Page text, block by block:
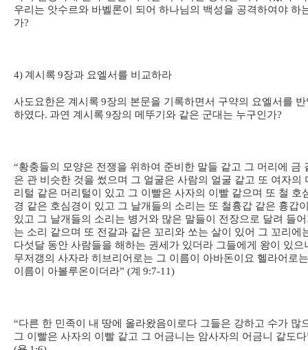
우리는 앗수르와 바벨론이 되어 하나님의 백성을 공격하여야 하
가?
4) 계시록 9장과 요엘서를 비교하라
사도요한은 계시록 9장의 본문을 기록하면서 구약의 요엘서를 반
하였다. 과연 계시록 9장의 메뚜기와 같은 군대는 누구인가?
“황충들의 모양은 전쟁을 위하여 준비한 말들 같고 그 머리에 금
은 관 비슷한 것을 썼으며 그 얼굴은 사람의 얼굴 같고 또 여자의
리털 같은 머리털이 있고 그 이빨은 사자의 이빨 같으며 또 철 호
경 같은 호심경이 있고 그 날개들의 소리는 또 철흉갑 같은 흉갑
있고 그 날개들의 소리는 병거와 많은 말들이 전장으로 달려 들
는 소리 같으며 또 전갈과 같은 꼬리와 쏘는 살이 있어 그 꼬리에
다섯달 동안 사람들을 해하는 권세가 있더라 그들에게 왕이 있으
무저갱의 사자라 히브리어로는 그 이름이 아바돈이요 헬라어로
이름이 아볼루온이더라” (계 9:7-11)
“다른 한 민족이 내 땅에 올라왔음이로다 그들은 강하고 수가 많
그 이빨은 사자의 이빨 같고 그 어금니는 암사자의 어금니 같도다